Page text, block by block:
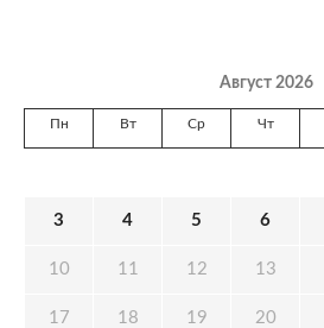
Август 2026
Пн Вт Ср Чт
3 4 5 6
10 11 12 13
17 18 19 20